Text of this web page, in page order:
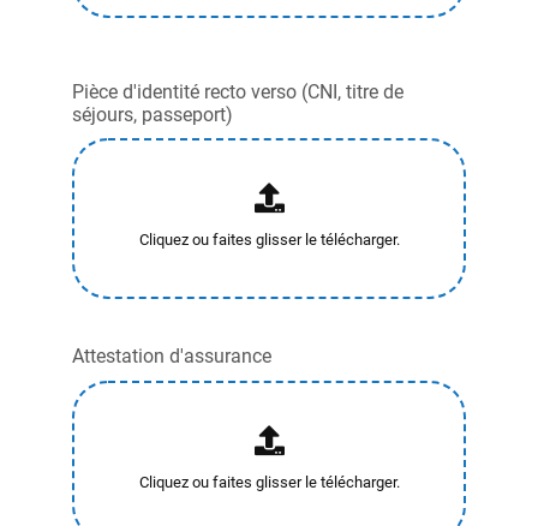
Pièce d'identité recto verso (CNI, titre de
séjours, passeport)
Attestation d'assurance